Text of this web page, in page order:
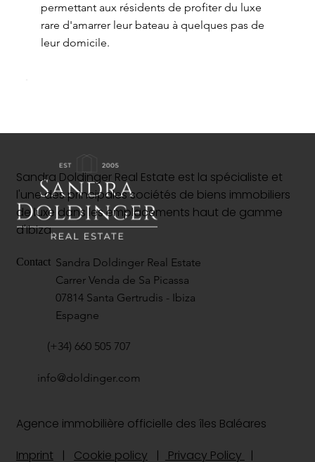
permettant aux résidents de profiter du luxe
rare d'amarrer leur bateau à quelques pas de
leur domicile.
Sandra Doldinger Real Estate est la spécialiste et
l'une des principales sociétés de biens immobiliers
de luxe dans les emplacements haut de gamme
d'Ibiza.
Agence immobilière officielle des îles Baléares
Contact Sandra Doldinger Real Estate
Carrer Venda de Sa Picassa
07814 Santa Gertrudis - Ibiza
Espagne
Imprint | Cookie policy | Privacy Policy |
(+34) 660 505 707
info@doldinger.com